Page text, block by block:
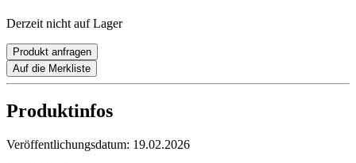
Derzeit nicht auf Lager
Produkt anfragen
Auf die Merkliste
Produktinfos
Veröffentlichungsdatum: 19.02.2026